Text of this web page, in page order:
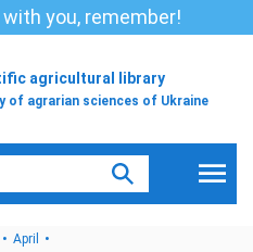
you, remember!
agricultural library
of agrarian sciences of Ukraine
April